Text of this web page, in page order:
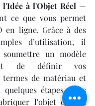
à l'Objet Réel —
ce que vous permet
en ligne. Grâce à des
d’utilisation, il
un modèle
et de définir vos
termes de matériau et
étapes, vous
l'objet de vos